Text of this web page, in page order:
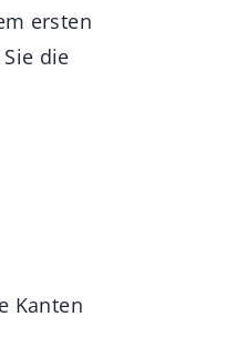
ersten
die
Kanten